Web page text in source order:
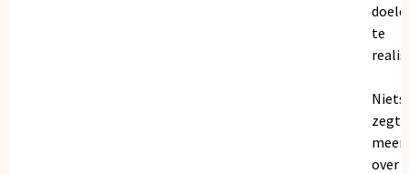
te
Niets
zegt
meer
over